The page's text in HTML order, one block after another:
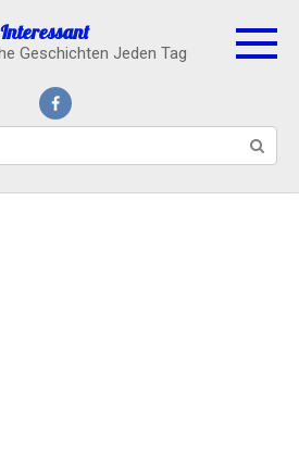
Geschichten Jeden Tag